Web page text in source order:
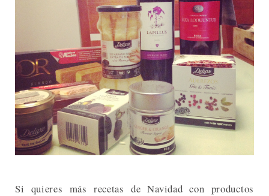
Si quieres más recetas de Navidad con productos